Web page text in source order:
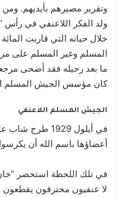
وتقرير مصيرهم بأيديهم.
ولد الفكر اللاعنفي في
خلال حياته التي قاربت
المسلم وغير المسلم على مر
ما بعد رحيله فقد أضحى
كان مؤسس الجيش المسلم
الجيش المسلم اللاعنفي
في أيلول
أعضاؤها باسم الله أن
في تلك اللحظة استحضر
لا عنفيون محترفون يقطعون